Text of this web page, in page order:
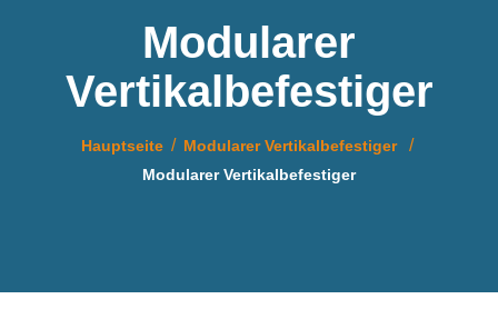
Modularer
Vertikalbefestiger
Hauptseite
Modularer Vertikalbefestiger
Modularer Vertikalbefestiger